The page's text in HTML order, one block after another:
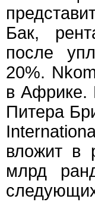
Бак,
после
20%.
в Африке.
Питера
вложит в
млрд